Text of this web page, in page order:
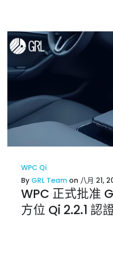
WPC Qi
By GRL Team on 八月 21,
WPC 正式批准
方位 Qi 2.2.1 認